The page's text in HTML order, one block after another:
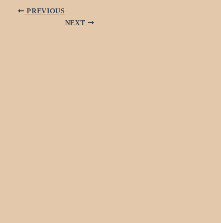
PREVIOUS
NEXT